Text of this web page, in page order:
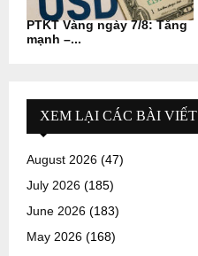
PTKT Vàng ngày 7/8: Tăng
mạnh –...
XEM LẠI CÁC BÀI VIẾT
August 2026 (47)
July 2026 (185)
June 2026 (183)
May 2026 (168)